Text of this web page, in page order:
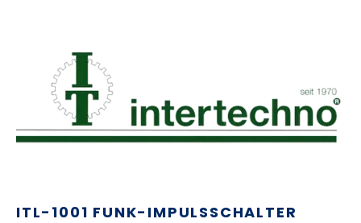
ITL-1001 FUNK-IMPULSSCHALTER